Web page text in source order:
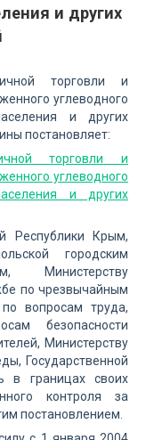
и других
торговли и
углеводного
и других
постановляет:
торговли и
углеводного
и других
Республики Крым,
городским
Министерству
по чрезвычайным
вопросам труда,
безопасности
Министерству
Государственной
в границах своих
контроля за
постановлением.